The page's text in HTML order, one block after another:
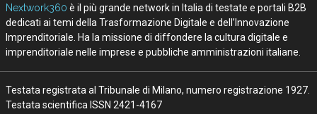
Nextwork360 è il più grande network in Italia di testate e portali B2B
dedicati ai temi della Trasformazione Digitale e dell’Innovazione
Imprenditoriale. Ha la missione di diffondere la cultura digitale e
imprenditoriale nelle imprese e pubbliche amministrazioni italiane.
Testata registrata al Tribunale di Milano, numero registrazione 1927.
Testata scientifica ISSN 2421-4167